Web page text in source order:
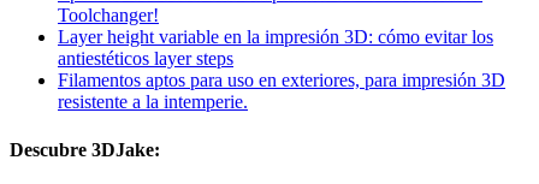
Toolchanger!
Layer height variable en la impresión 3D: cómo evitar los
antiestéticos layer steps
Filamentos aptos para uso en exteriores, para impresión 3D
resistente a la intemperie.
Descubre 3DJake: